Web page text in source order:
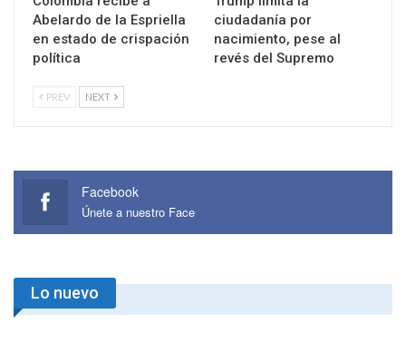
Abelardo de la Espriella
en estado de crispación
política
ciudadanía por
nacimiento, pese al
revés del Supremo
PREV NEXT
Facebook
Únete a nuestro Face
Lo nuevo